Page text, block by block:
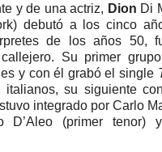
y de una actriz, Dion Di
debutó a los cinco
de los años 50,
Su primer
y con él grabó el single
italianos, su siguiente
integrado por Carlo
D’Aleo (primer tenor)